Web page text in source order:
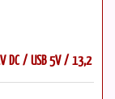
DC / USB 5V / 13,2